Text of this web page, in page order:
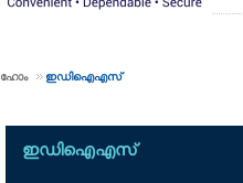
ഹോം ഇഡിഐഎസ്
ഇഡിഐഎസ്